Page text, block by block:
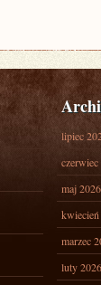
lipiec
maj 2026
marzec
luty 2026